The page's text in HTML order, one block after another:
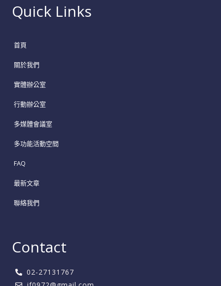
Quick Links
首頁
關於我們
實體辦公室
行動辦公室
多媒體會議室
多功能活動空間
FAQ
最新文章
聯絡我們
Contact
02-27131767